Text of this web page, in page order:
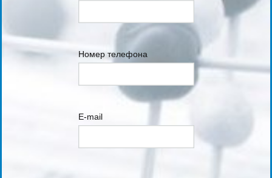
Номер телефона
E-mail